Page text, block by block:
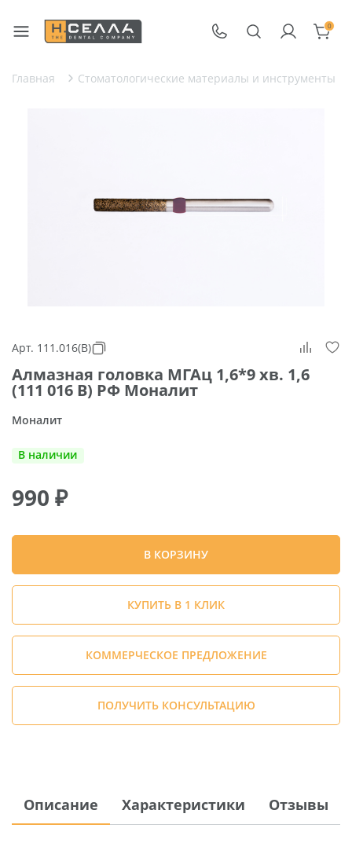
0
Главная Стоматологические материалы и инструменты
Арт. 111.016(B)
Алмазная головка МГАц 1,6*9 хв. 1,6
(111 016 B) РФ Моналит
Моналит
В наличии
990 ₽
В КОРЗИНУ
КУПИТЬ В 1 КЛИК
КОММЕРЧЕСКОЕ ПРЕДЛОЖЕНИЕ
ПОЛУЧИТЬ КОНСУЛЬТАЦИЮ
Описание Характеристики Отзывы